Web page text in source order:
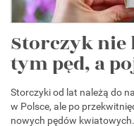
Storczyk
tym pęd, a
Storczyki od lat należą do
w Polsce, ale po
nowych pędów